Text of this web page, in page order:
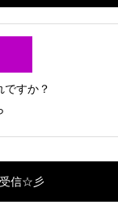
ですか？
受信☆彡